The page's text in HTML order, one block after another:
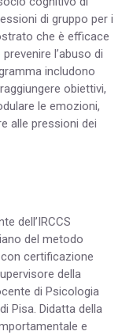
di gruppo per i
che è efficace
l’abuso di
includono
obiettivi,
le emozioni,
alle pressioni dei
dell’IRCCS
del metodo
certificazione
della
di Psicologia
Pisa. Didatta della
e